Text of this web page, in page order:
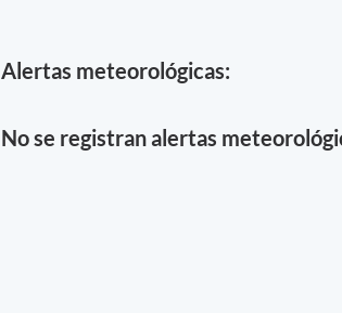
Alertas meteorológicas:
No se registran alertas